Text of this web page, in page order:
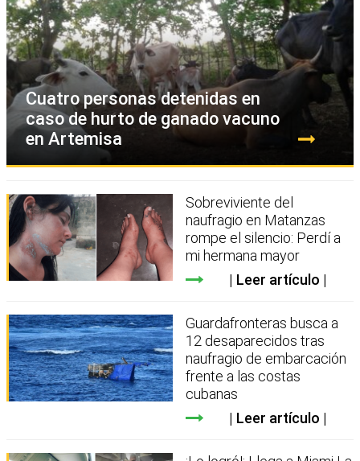
Cuatro personas detenidas en
caso de hurto de ganado vacuno
en Artemisa
Sobreviviente del
naufragio en Matanzas
rompe el silencio: Perdí a
mi hermana mayor
Leer artículo
Guardafronteras busca a
12 desaparecidos tras
naufragio de embarcación
frente a las costas
cubanas
Leer artículo